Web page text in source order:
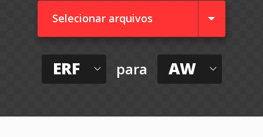
Selecionar arquivos
ERF para AW